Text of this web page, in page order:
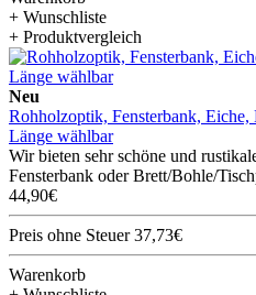
+ Wunschliste
+ Produktvergleich
Neu
Rohholzoptik, Fensterbank,
Länge wählbar
Wir bieten sehr schöne und
Fensterbank oder Brett/Bohle/
44,90€
Preis ohne Steuer 37,73€
Warenkorb